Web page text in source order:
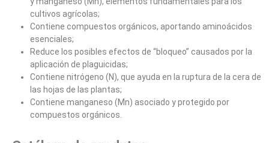
cultivos agrícolas;
Contiene compuestos orgánicos, aportando aminoácidos
esenciales;
Reduce los posibles efectos de “bloqueo” causados por la
aplicación de plaguicidas;
Contiene nitrógeno (N), que ayuda en la ruptura de la cera de
las hojas de las plantas;
Contiene manganeso (Mn) asociado y protegido por
compuestos orgánicos.